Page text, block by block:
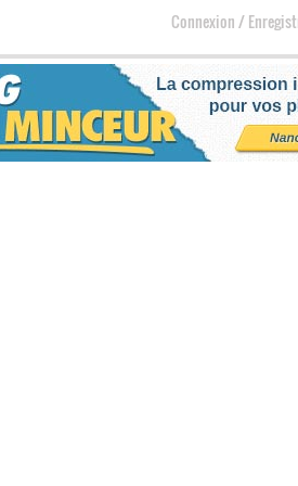
Connexion/